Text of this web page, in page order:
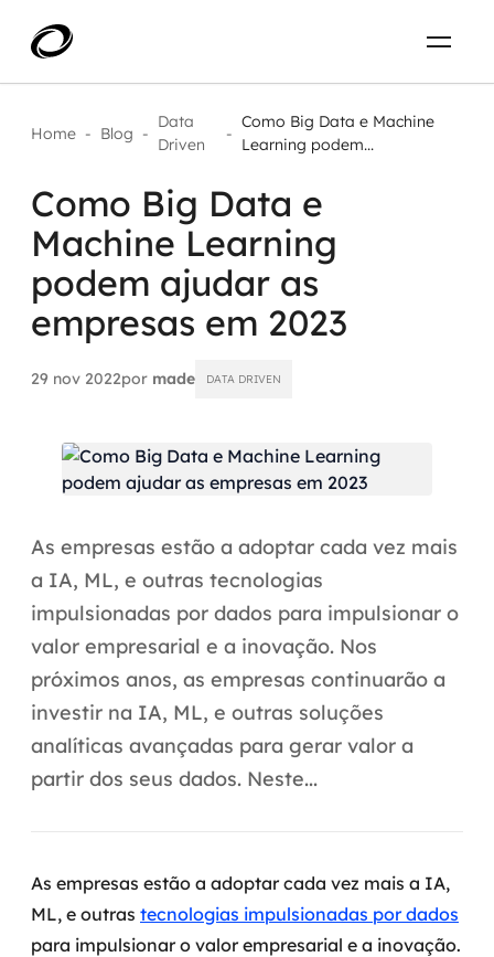
Aplicar IA com impacto real
AI / Machine Learning
IA Generativa
Agentes de IA
Aceleradores de IA
Automação inteligente
Integração de IA
AI Day
Transformar dados em decisão
Data Analytics
Business Intelligence
Projetos
Carreira
Home - Blog -
Data
Driven
-
Como Big Data e Machine
Learning podem...
Como Big Data e
Machine Learning
podem ajudar as
empresas em 2023
29 nov 2022por made DATA DRIVEN
As empresas estão a adoptar cada vez mais
a IA, ML, e outras tecnologias
impulsionadas por dados para impulsionar o
valor empresarial e a inovação. Nos
próximos anos, as empresas continuarão a
investir na IA, ML, e outras soluções
analíticas avançadas para gerar valor a
partir dos seus dados. Neste...
As empresas estão a adoptar cada vez mais a IA,
ML, e outras tecnologias impulsionadas por dados
para impulsionar o valor empresarial e a inovação.